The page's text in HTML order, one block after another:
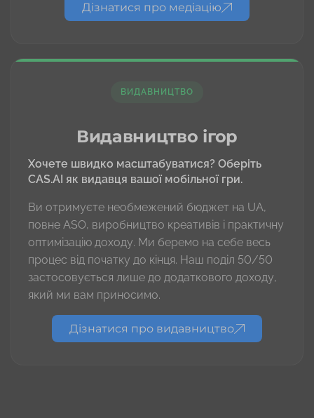
Дізнатися про медіацію
ВИДАВНИЦТВО
Видавництво ігор
Хочете швидко масштабуватися? Оберіть
CAS.AI як видавця вашої мобільної гри.
Ви отримуєте необмежений бюджет на UA,
повне ASO, виробництво креативів і практичну
оптимізацію доходу. Ми беремо на себе весь
процес від початку до кінця. Наш поділ 50/50
застосовується лише до додаткового доходу,
який ми вам приносимо.
Дізнатися про видавництво